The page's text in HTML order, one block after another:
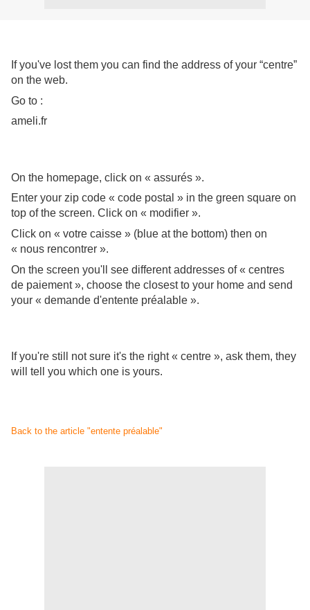
If you've lost them you can find the address of your “centre”
on the web.
Go to :
ameli.fr
On the homepage, click on « assurés ».
Enter your zip code « code postal » in the green square on
top of the screen. Click on « modifier ».
Click on « votre caisse » (blue at the bottom) then on
« nous rencontrer ».
On the screen you'll see different addresses of « centres
de paiement », choose the closest to your home and send
your « demande d'entente préalable ».
If you're still not sure it's the right « centre », ask them, they
will tell you which one is yours.
Back to the article "entente préalable"